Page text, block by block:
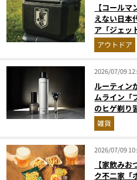
【コール
えない日本
ア「ジェッ
応援＆レジ
アウトドア
2026/07/09
ルーティン
ムライン「
のヒゲ剃り
雑貨
2026/07/09
【家飲み
ク不二家「